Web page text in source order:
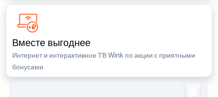
Вместе выгоднее
Интернет и интерактивное ТВ Wink по акции с приятными
бонусами